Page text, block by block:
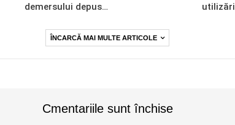
demersului depus…
ÎNCARCĂ MAI MULTE ARTICOLE
Cmentariile sunt închise